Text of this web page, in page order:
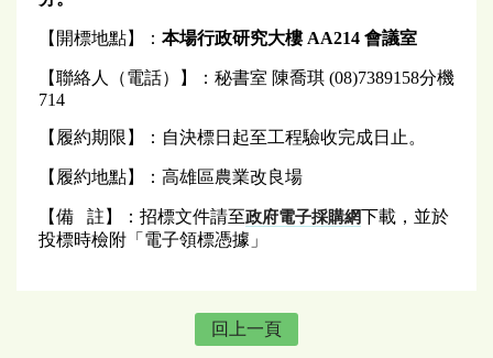
【開標地點】： 本場行政研究大樓 AA214 會議室
【聯絡人（電話）】：秘書室 陳喬琪 (08)7389158分機
714
【履約期限】：自決標日起至工程驗收完成日止。
【履約地點】：高雄區農業改良場
【備 註】：招標文件請至政府電子採購網下載，並於
投標時檢附「電子領標憑據」
回上一頁